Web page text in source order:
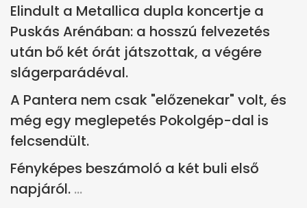
Elindult a Metallica dupla koncertje a
Puskás Arénában: a hosszú felvezetés
után bő két órát játszottak, a végére
slágerparádéval.
A Pantera nem csak "előzenekar" volt, és
még egy meglepetés Pokolgép-dal is
felcsendült.
Fényképes beszámoló a két buli első
napjáról.